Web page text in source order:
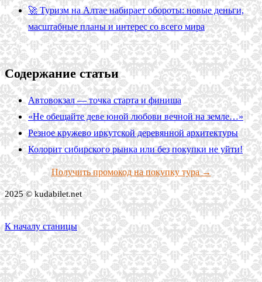
🚀 Туризм на Алтае набирает обороты: новые деньги,
масштабные планы и интерес со всего мира
Содержание статьи
Автовокзал — точка старта и финиша
«Не обещайте деве юной любови вечной на земле…»
Резное кружево иркутской деревянной архитектуры
Колорит сибирского рынка или без покупки не уйти!
Получить промокод на покупку тура →
2025 © kudabilet.net
К началу станицы